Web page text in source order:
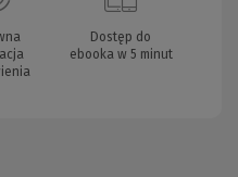
Dostęp do
ebooka w 5 minut